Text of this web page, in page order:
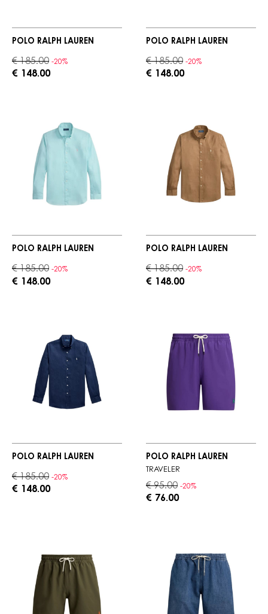
POLO RALPH LAUREN
€ 185.00 -20%
€ 148.00
POLO RALPH LAUREN
€ 185.00 -20%
€ 148.00
POLO RALPH LAUREN
€ 185.00 -20%
€ 148.00
POLO RALPH LAUREN
€ 185.00 -20%
€ 148.00
POLO RALPH LAUREN
€ 185.00 -20%
€ 148.00
POLO RALPH LAUREN
TRAVELER
€ 95.00 -20%
€ 76.00